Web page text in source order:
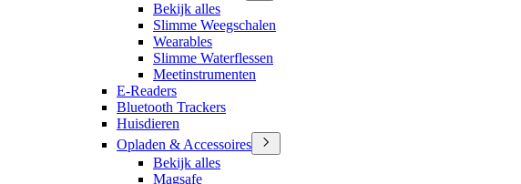
Bekijk alles
Slimme Weegschalen
Wearables
Slimme Waterflessen
Meetinstrumenten
E-Readers
Bluetooth Trackers
Huisdieren
Opladen & Accessoires
Bekijk alles
Magsafe